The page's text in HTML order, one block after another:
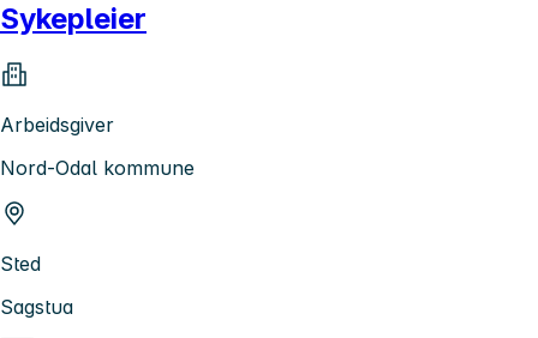
Sykepleier
Arbeidsgiver
Nord-Odal kommune
Sted
Sagstua